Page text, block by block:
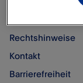
Rechtshinweise
Kontakt
Barrierefreiheit